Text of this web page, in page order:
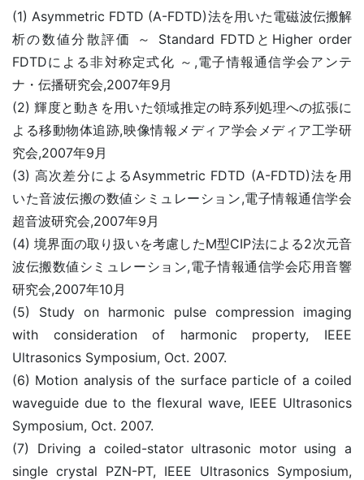
(1) Asymmetric FDTD (A-FDTD)法を用いた電磁波伝搬解
析の数値分散評価 ～ Standard FDTDとHigher order
FDTDによる非対称定式化 ～,電子情報通信学会アンテ
ナ・伝播研究会,2007年9月
(2) 輝度と動きを用いた領域推定の時系列処理への拡張に
よる移動物体追跡,映像情報メディア学会メディア工学研
究会,2007年9月
(3) 高次差分によるAsymmetric FDTD (A-FDTD)法を用
いた音波伝搬の数値シミュレーション,電子情報通信学会
超音波研究会,2007年9月
(4) 境界面の取り扱いを考慮したM型CIP法による2次元音
波伝搬数値シミュレーション,電子情報通信学会応用音響
研究会,2007年10月
(5) Study on harmonic pulse compression imaging
with consideration of harmonic property, IEEE
Ultrasonics Symposium, Oct. 2007.
(6) Motion analysis of the surface particle of a coiled
waveguide due to the flexural wave, IEEE Ultrasonics
Symposium, Oct. 2007.
(7) Driving a coiled-stator ultrasonic motor using a
single crystal PZN-PT, IEEE Ultrasonics Symposium,